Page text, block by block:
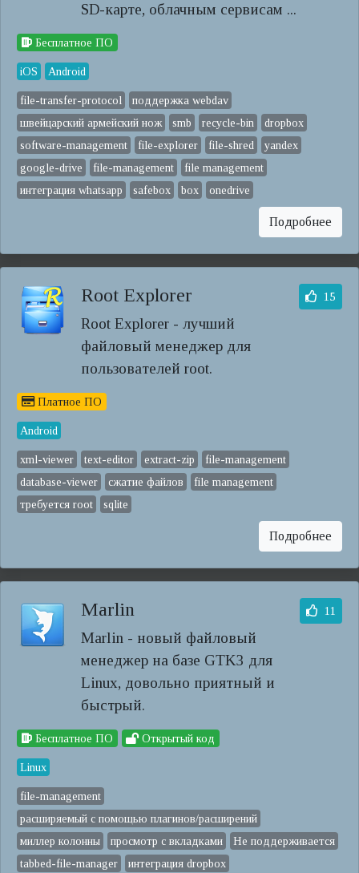
SD-карте, облачным сервисам ...
Бесплатное ПО
iOS Android
file-transfer-protocol
поддержка webdav
швейцарский армейский нож
smb recycle-bin
dropbox
software-management
file-explorer file-shred
yandex
google-drive
file-management
file management
интеграция whatsapp
safebox box onedrive
Подробнее
Root Explorer
Root Explorer - лучший
файловый менеджер для
пользователей root.
15
Платное ПО
Android
xml-viewer text-editor extract-zip
file-management
database-viewer
сжатие файлов
file management
требуется root
sqlite
Подробнее
Marlin
Marlin - новый файловый
менеджер на базе GTK3 для
Linux, довольно приятный и
быстрый.
11
Бесплатное ПО Открытый код
Linux
file-management
расширяемый с помощью плагинов/расширений
миллер колонны
просмотр с вкладками
Не поддерживается
tabbed-file-manager
интеграция dropbox